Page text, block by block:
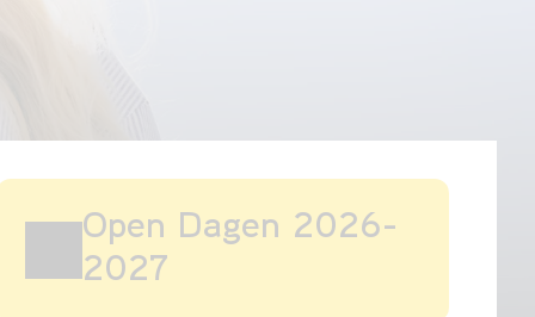
Open Dagen 2026-
2027